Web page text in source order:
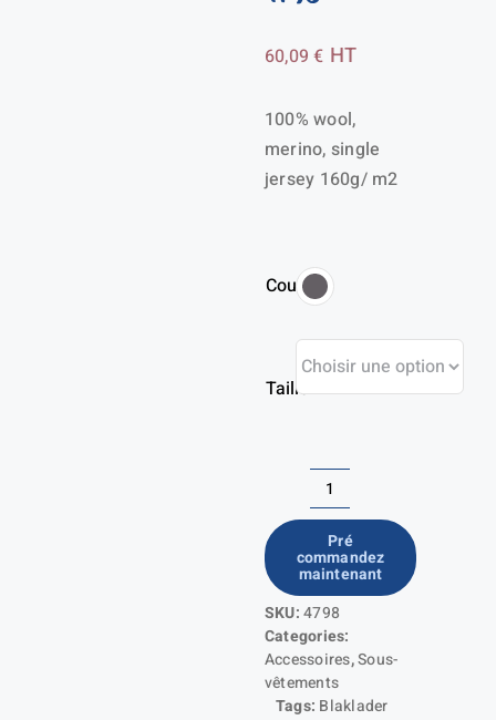
60,09€ HT
100% wool,
merino, single
jersey 160g/ m2
Couleur
Taille
quantité
de
Haut
de
sous-
vêtements
XLIGHT
Pré
commandez
maintenant
SKU:4798
Categories:
Accessoires,Sous-
vêtements
Tags: Blaklader